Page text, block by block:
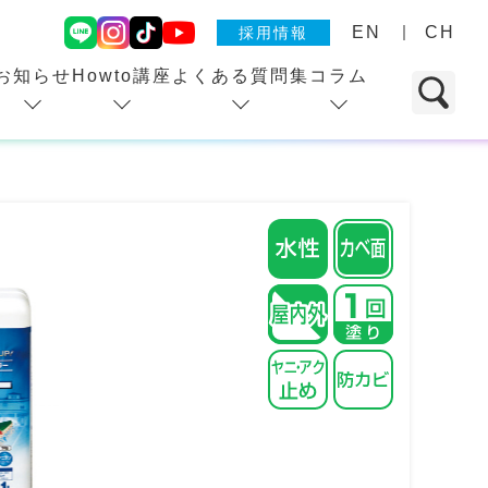
採用情報 EN CH
知らせ Howto講座 よくある質問集 コラム